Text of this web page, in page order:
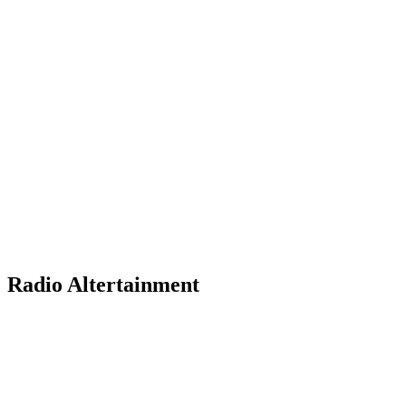
Radio Altertainment